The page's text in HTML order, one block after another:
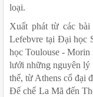
loại.
Xuất phát từ các
Lefebvre tại Đại học
học Toulouse - Morin
lưới những nguyên lý
thể, từ Athens cổ đại
Đế chế La Mã đến